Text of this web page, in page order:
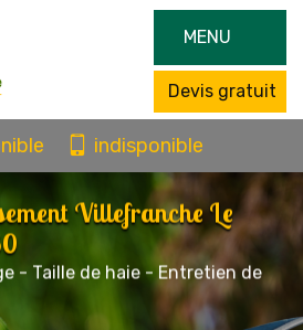
MENU
Devis gratuit
indisponible
Villefranche Le
- Taille de haie - Entretien de